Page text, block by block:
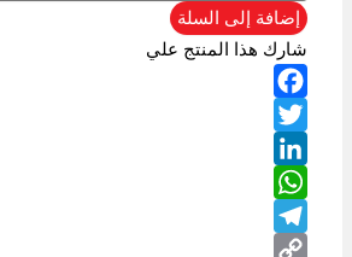
إضافة إلى السلة
شارك هذا المنتج علي
Facebook
Twitter
LinkedIn
WhatsApp
Telegram